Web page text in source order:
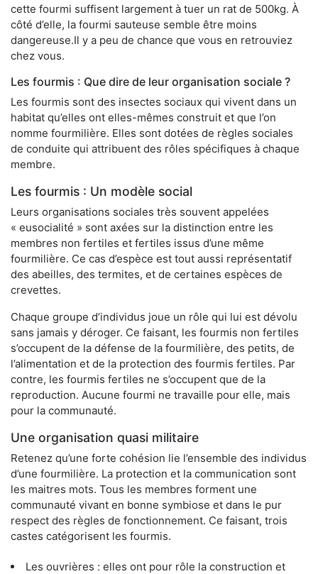
cette fourmi suffisent largement à tuer un rat de 500kg. À
côté d’elle, la fourmi sauteuse semble être moins
dangereuse.Il y a peu de chance que vous en retrouviez
chez vous.
Les fourmis : Que dire de leur organisation sociale ?
Les fourmis sont des insectes sociaux qui vivent dans un
habitat qu’elles ont elles-mêmes construit et que l’on
nomme fourmilière. Elles sont dotées de règles sociales
de conduite qui attribuent des rôles spécifiques à chaque
membre.
Les fourmis : Un modèle social
Leurs organisations sociales très souvent appelées
« eusocialité » sont axées sur la distinction entre les
membres non fertiles et fertiles issus d’une même
fourmilière. Ce cas d’espèce est tout aussi représentatif
des abeilles, des termites, et de certaines espèces de
crevettes.
Chaque groupe d’individus joue un rôle qui lui est dévolu
sans jamais y déroger. Ce faisant, les fourmis non fertiles
s’occupent de la défense de la fourmilière, des petits, de
l’alimentation et de la protection des fourmis fertiles. Par
contre, les fourmis fertiles ne s’occupent que de la
reproduction. Aucune fourmi ne travaille pour elle, mais
pour la communauté.
Une organisation quasi militaire
Retenez qu’une forte cohésion lie l’ensemble des individus
d’une fourmilière. La protection et la communication sont
les maitres mots. Tous les membres forment une
communauté vivant en bonne symbiose et dans le pur
respect des règles de fonctionnement. Ce faisant, trois
castes catégorisent les fourmis.
Les ouvrières : elles ont pour rôle la construction et